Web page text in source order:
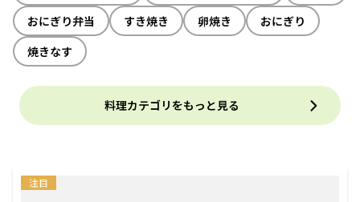
おにぎり弁当
すき焼き 卵焼き
おにぎり
焼きなす
料理カテゴリをもっと見る
注目